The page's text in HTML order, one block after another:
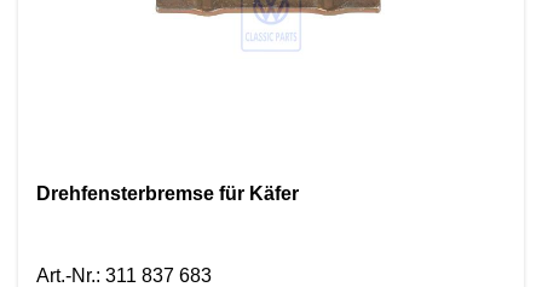
Drehfensterbremse für Käfer
Art.-Nr.: 311 837 683